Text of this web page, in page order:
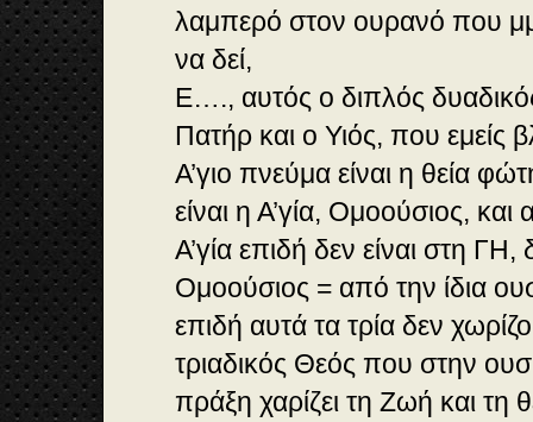
λαμπερό στον ουρανό που
να δεί,
Ε…., αυτός ο διπλός
Πατήρ και ο Υιός, που εμείς
Α’γιο πνεύμα είναι η θεία
είναι η Α’γία, Ομοούσιος, και
Α’γία επιδή δεν είναι στη ΓΗ,
Ομοούσιος = από την ίδια
επιδή αυτά τα τρία δεν
τριαδικός Θεός που στην
πράξη χαρίζει τη Ζωή και τη